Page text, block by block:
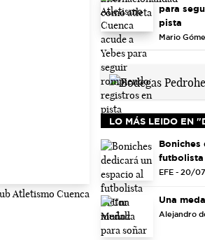
Atletismo Cuenca
para
pista
Mario
LO MÁS LEIDO EN
Boniches
futbolista
EFE - 20/
Una
Alejandro